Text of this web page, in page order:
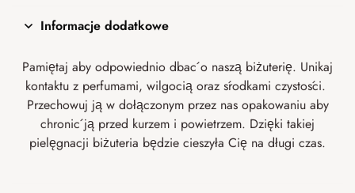
Informacje dodatkowe
Pamiętaj aby odpowiednio dbać o naszą biżuterię. Unikaj
kontaktu z perfumami, wilgocią oraz środkami czystości.
Przechowuj ją w dołączonym przez nas opakowaniu aby
chronić ją przed kurzem i powietrzem. Dzięki takiej
pielęgnacji biżuteria będzie cieszyła Cię na długi czas.